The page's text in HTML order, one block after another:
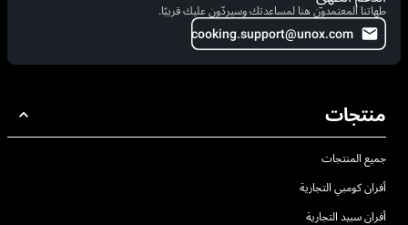
طهاتنا المعتمدون هنا لمساعدتك وسيردّون عليك قريبًا.
cooking.support@unox.com
منتجات
جميع المنتجات
أفران كومبي التجارية
أفران سبيد التجارية